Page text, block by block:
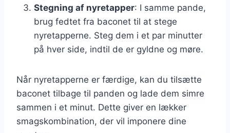
Stegning af nyretapper: I samme pande,
brug fedtet fra baconet til at stege
nyretapperne. Steg dem i et par minutter
på hver side, indtil de er gyldne og møre.
Når nyretapperne er færdige, kan du tilsætte
baconet tilbage til panden og lade dem simre
sammen i et minut. Dette giver en lækker
smagskombination, der vil imponere dine